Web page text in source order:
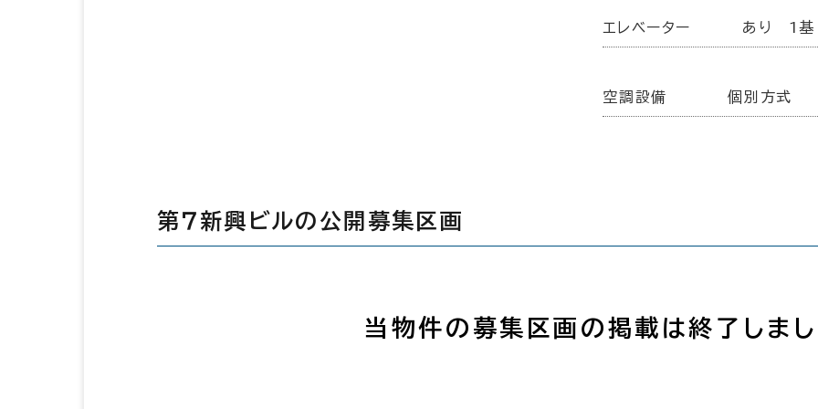
エレベーター あり 1基
空調設備 個別方式
第７新興ビルの公開募集区画
当物件の募集区画の掲載は終了しまし